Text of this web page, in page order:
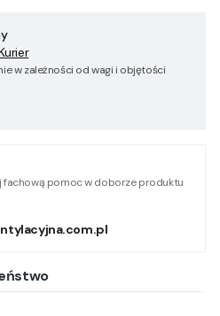
w zależności od wagi i objętości
fachową pomoc w doborze produktu